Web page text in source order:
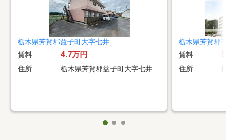
栃木県芳賀郡益子町大字七井
賃料 4.7万円
住所 栃木県芳賀郡益子町大字七井
栃木県芳賀郡
賃料
住所